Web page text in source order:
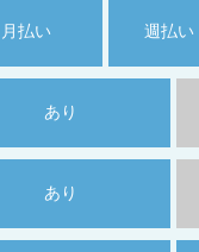
月払い 週払い
あり
あり